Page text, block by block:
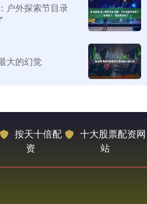
户外探索节目录
大的幻觉
按天十倍配
资
十大股票配资网
站